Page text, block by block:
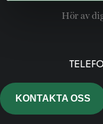
Hör av
KONTAKTA OSS